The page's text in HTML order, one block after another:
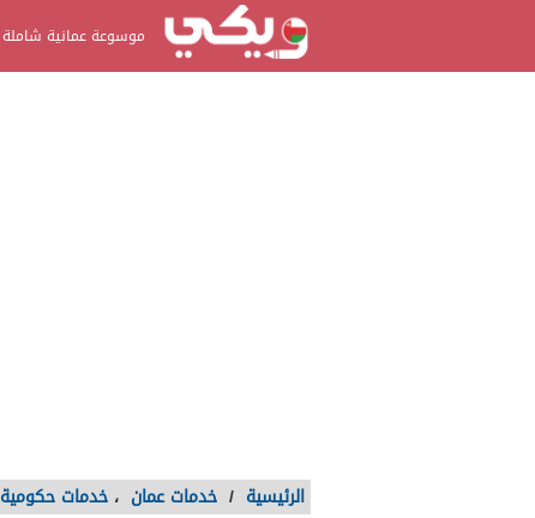
موسوعة عمانية شاملة
الرئيسية / خدمات عمان ، خدمات حكومية